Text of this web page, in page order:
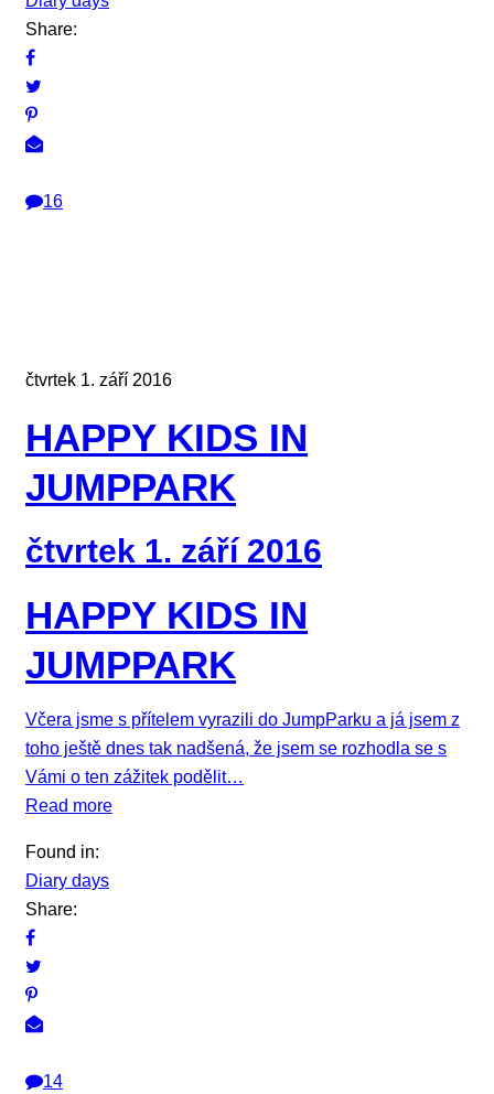
Share:
16
čtvrtek 1. září 2016
HAPPY KIDS IN
JUMPPARK
čtvrtek 1. září 2016
HAPPY KIDS IN
JUMPPARK
Včera jsme s přítelem vyrazili do JumpParku a já jsem z
toho ještě dnes tak nadšená, že jsem se rozhodla se s
Vámi o ten zážitek podělit…
Read more
Found in:
Diary days
Share:
14